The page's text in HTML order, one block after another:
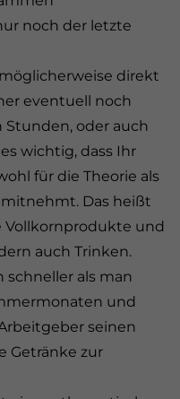
noch der letzte
direkt
eventuell noch
oder auch
wichtig, dass Ihr
für die Theorie als
mitnehmt. Das heißt
Vollkornprodukte und
auch Trinken.
als man
und
seinen
Getränke zur